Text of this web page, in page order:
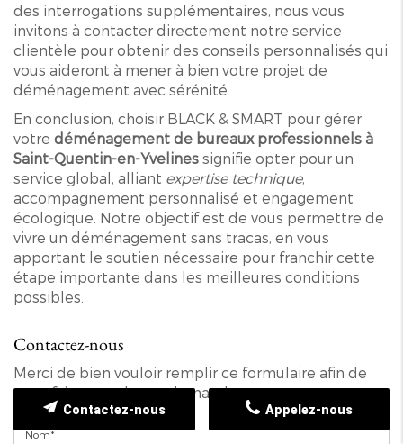
des interrogations supplémentaires, nous vous
invitons à contacter directement notre service
clientèle pour obtenir des conseils personnalisés qui
vous aideront à mener à bien votre projet de
déménagement avec sérénité.
En conclusion, choisir BLACK & SMART pour gérer
votre déménagement de bureaux professionnels à
Saint-Quentin-en-Yvelines signifie opter pour un
service global, alliant expertise technique,
accompagnement personnalisé et engagement
écologique. Notre objectif est de vous permettre de
vivre un déménagement sans tracas, en vous
apportant le soutien nécessaire pour franchir cette
étape importante dans les meilleures conditions
possibles.
Contactez-nous
Merci de bien vouloir remplir ce formulaire afin de
nous faire part de vos demandes.
Appelez-nous
Contactez-nous